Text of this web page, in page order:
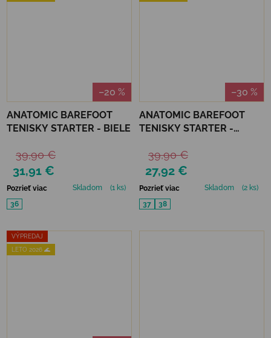
–20 %
ANATOMIC BAREFOOT
TENISKY STARTER - BIELE
31,91 €
39,90 €
Pozrieť viac Skladom
(1 ks)
36
–30 %
ANATOMIC BAREFOOT
TENISKY STARTER -
27,92 €
39,90 €
Pozrieť viac Skladom
(2 ks)
37
38
VÝPREDAJ
LETO 2026 🌊